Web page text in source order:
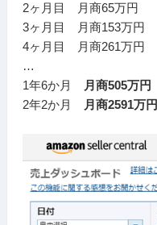
2ヶ月目 月商65万円
3ヶ月目 月商153万円
4ヶ月目 月商261万円
…
1年6か月
月商505万円
2年2か月
月商2591万円